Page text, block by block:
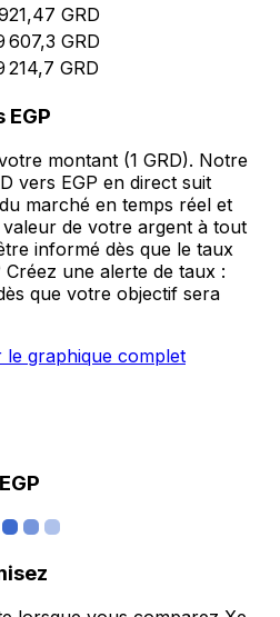
GRD
607,3 GRD
214,7 GRD
EGP
montant (1 GRD). Notre
vers EGP en direct suit
marché en temps réel et
de votre argent à tout
informé dès que le taux
une alerte de taux :
que votre objectif sera
le graphique complet